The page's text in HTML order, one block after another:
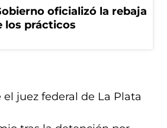
oficializó la rebaja
los prácticos
juez federal de La Plata